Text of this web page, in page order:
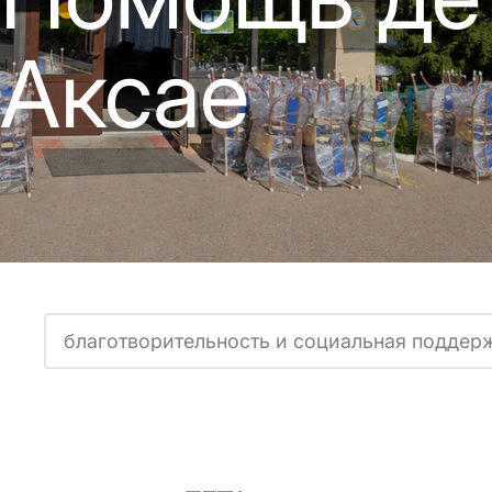
Аксае
благотворительность и социальная